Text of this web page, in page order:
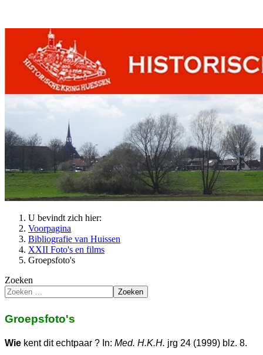
U bevindt zich hier:
Voorpagina
Bibliografie van Huissen
XXII Foto's en films
Groepsfoto's
Zoeken
Zoeken
Groepsfoto's
Wie kent dit echtpaar ? In: Med. H.K.H. jrg 24 (1999) blz. 8.